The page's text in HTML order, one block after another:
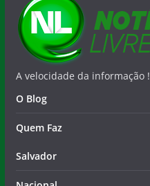
A velocidade da informação !
O Blog
Quem Faz
Salvador